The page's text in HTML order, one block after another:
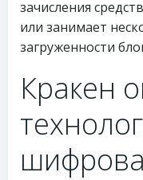
зачисления
или занимает
загруженности
Кракен